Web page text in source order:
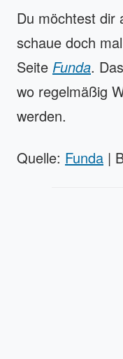
Du möchtest dir
schaue doch
Seite Funda.
wo regelmäßig
werden.
Quelle: Funda |